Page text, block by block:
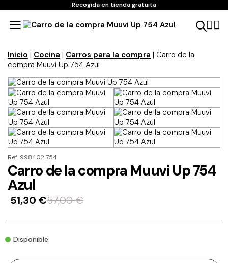
Recogida en tienda gratuita
Inicio | Cocina | Carros para la compra | Carro de la
compra Muuvi Up 754 Azul
Ref. 998402 754
Carro de la compra Muuvi Up 754
Azul
57,00€
51,30 €
Disponible